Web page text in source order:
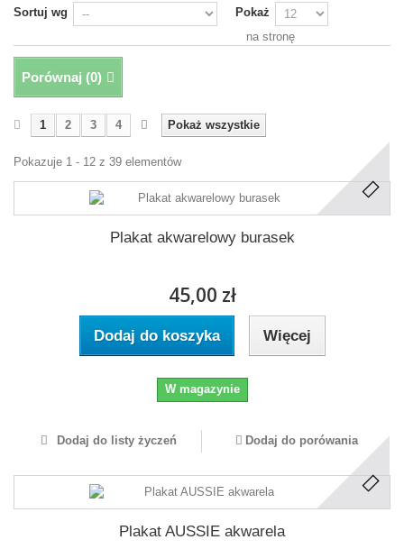
Sortuj wg
Pokaż
na stronę
Porównaj (0)
Pokaż wszystkie
1 2 3 4
Pokazuje 1 - 12 z 39 elementów
Plakat akwarelowy burasek
45,00 zł
Dodaj do koszyka Więcej
W magazynie
Dodaj do listy życzeń Dodaj do porówania
Plakat AUSSIE akwarela